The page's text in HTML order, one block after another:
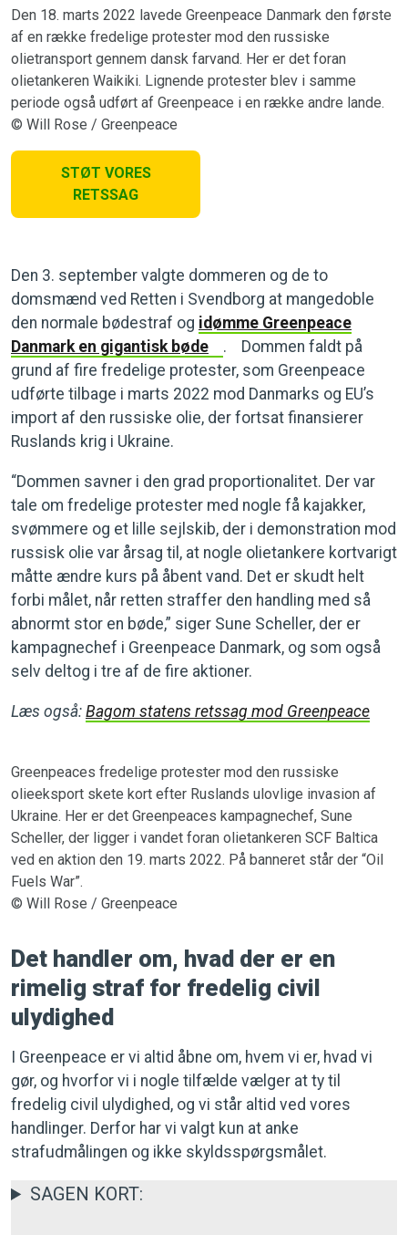
Den 18. marts 2022 lavede Greenpeace Danmark den første
af en række fredelige protester mod den russiske
olietransport gennem dansk farvand. Her er det foran
olietankeren Waikiki. Lignende protester blev i samme
periode også udført af Greenpeace i en række andre lande.
© Will Rose / Greenpeace
STØT VORES
RETSSAG
Den 3. september valgte dommeren og de to
domsmænd ved Retten i Svendborg at mangedoble
den normale bødestraf og idømme Greenpeace
Danmark en gigantisk bøde
. Dommen faldt på
grund af fire fredelige protester, som Greenpeace
udførte tilbage i marts 2022 mod Danmarks og EU’s
import af den russiske olie, der fortsat finansierer
Ruslands krig i Ukraine.
“Dommen savner i den grad proportionalitet. Der var
tale om fredelige protester med nogle få kajakker,
svømmere og et lille sejlskib, der i demonstration mod
russisk olie var årsag til, at nogle olietankere kortvarigt
måtte ændre kurs på åbent vand. Det er skudt helt
forbi målet, når retten straffer den handling med så
abnormt stor en bøde,” siger Sune Scheller, der er
kampagnechef i Greenpeace Danmark, og som også
selv deltog i tre af de fire aktioner.
Læs også: Bagom statens retssag mod Greenpeace
Greenpeaces fredelige protester mod den russiske
olieeksport skete kort efter Ruslands ulovlige invasion af
Ukraine. Her er det Greenpeaces kampagnechef, Sune
Scheller, der ligger i vandet foran olietankeren SCF Baltica
ved en aktion den 19. marts 2022. På banneret står der “Oil
Fuels War”.
© Will Rose / Greenpeace
Det handler om, hvad der er en
rimelig straf for fredelig civil
ulydighed
I Greenpeace er vi altid åbne om, hvem vi er, hvad vi
gør, og hvorfor vi i nogle tilfælde vælger at ty til
fredelig civil ulydighed, og vi står altid ved vores
handlinger. Derfor har vi valgt kun at anke
strafudmålingen og ikke skyldsspørgsmålet.
SAGEN KORT: